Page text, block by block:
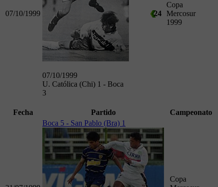
07/10/1999
07/10/1999
U. Católica (Chi) 1 - Boca
3
24
Copa
Mercosur
1999
Fecha Partido Campeonato
Boca 5 - San Pablo (Bra) 1
Copa